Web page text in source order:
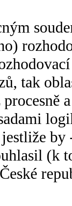
tak
(k